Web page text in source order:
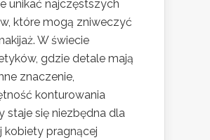
unikać najczęstszych
które mogą zniweczyć
W świecie
gdzie detale mają
znaczenie,
konturowania
staje się niezbędna dla
kobiety pragnącej